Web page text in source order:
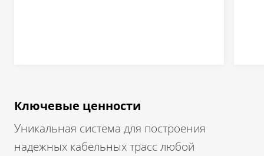
Ключевые ценности
Уникальная система для построения
надежных кабельных трасс любой